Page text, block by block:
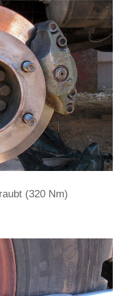
(320 Nm)